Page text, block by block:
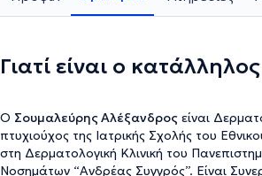
Γιατί είναι ο
Ο Σουμαλεύρης Αλέξανδρος είναι
πτυχιούχος της Ιατρικής Σχολής του Εθνικού και Καποδιστριακού Πανεπιστημίου Αθηνών και ειδικεύτηκε στη Δερματολογία
στη Δερματολογική Κλινική του
Νοσημάτων “Ανδρέας Συγγρός”. Είναι